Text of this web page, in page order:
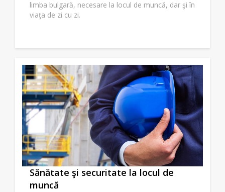
limba bulgară, necesare la locul de muncă, dar şi în
viaţa de zi cu zi.
Sănătate şi securitate la locul de
muncă